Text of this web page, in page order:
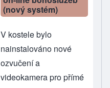
(nový systém)
V kostele bylo
nainstalováno nové
ozvučení a
videokamera pro přímé